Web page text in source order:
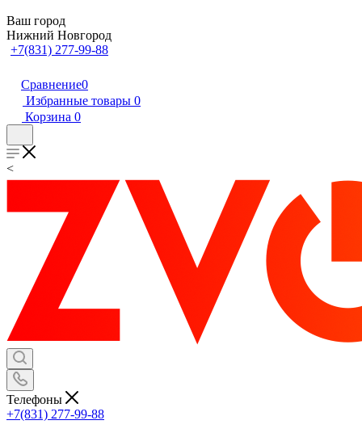
Ваш город
Нижний Новгород
+7(831) 277-99-88
Сравнение0
Избранные товары 0
Корзина 0
<
Телефоны
+7(831) 277-99-88